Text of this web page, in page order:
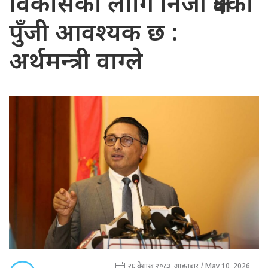
विकासका लागि निजी क्षेत्रको
पुँजी आवश्यक छ :
अर्थमन्त्री वाग्ले